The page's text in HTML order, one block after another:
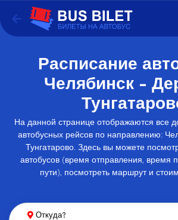
Расписание
Челябинск -
На данной странице отображаются все
автобусных рейсов по направлению:
Тунгатарово. Здесь вы можете
автобусов (время отправления, время
пути), посмотреть маршрут и
Откуда?